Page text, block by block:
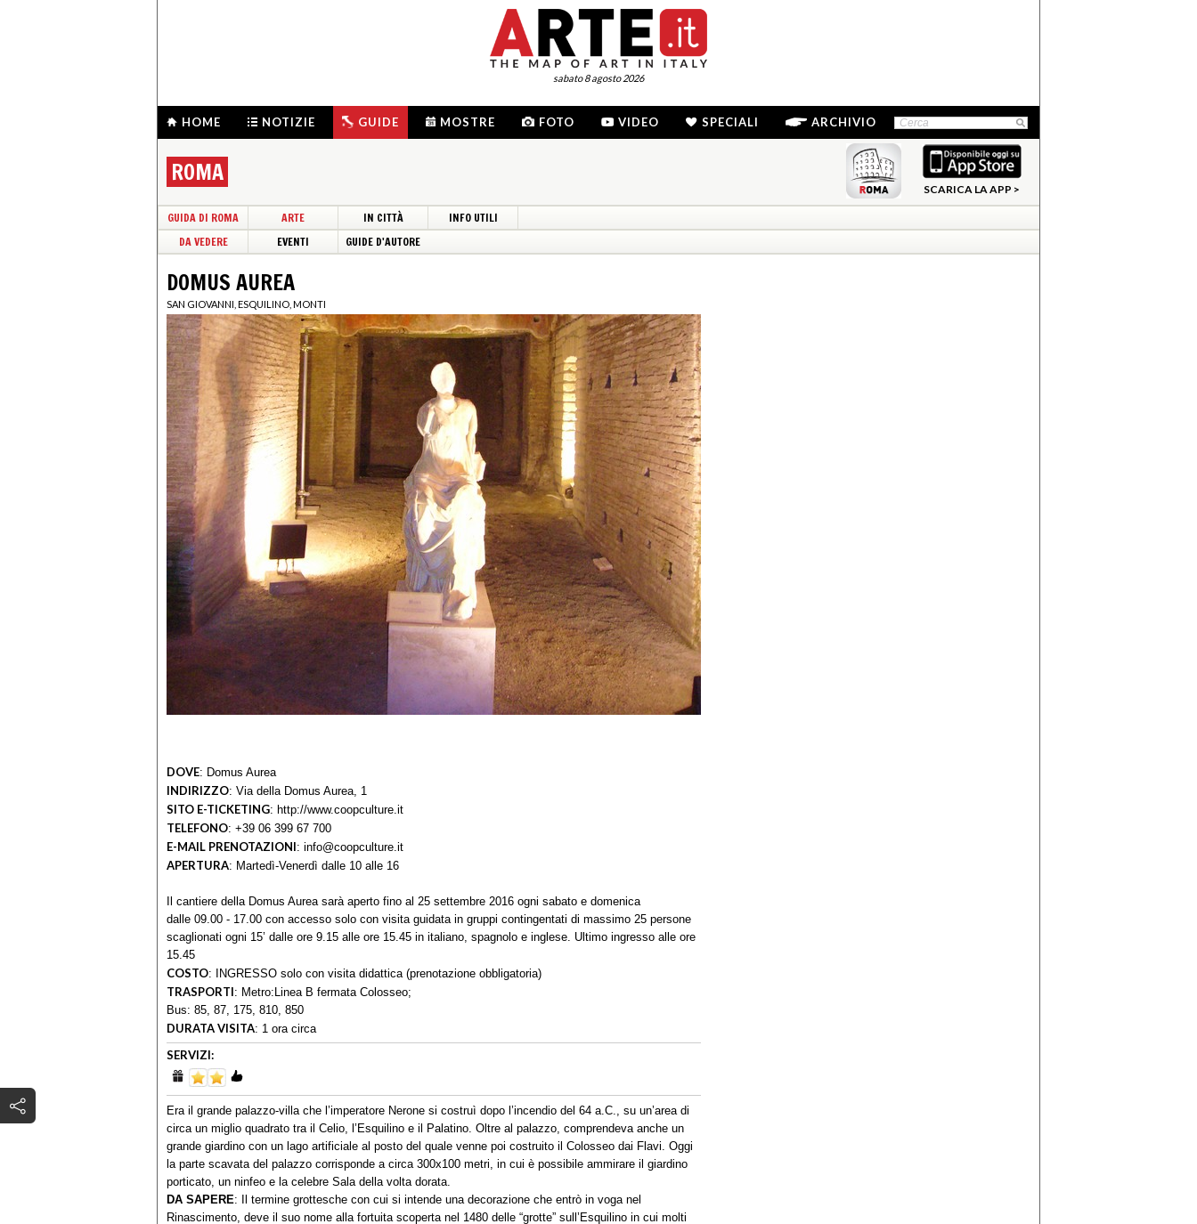
sabato 8 agosto 2026
HOME NOTIZIE GUIDE MOSTRE FOTO VIDEO SPECIALI ARCHIVIO
ROMA
SCARICA LA APP >
GUIDA DI ROMA ARTE IN CITTÀ
INFO UTILI
DA VEDERE
EVENTI GUIDE D'AUTORE
DOMUS AUREA
SAN GIOVANNI, ESQUILINO, MONTI
DOVE: Domus Aurea
INDIRIZZO: Via della Domus Aurea, 1
SITO E-TICKETING: http://www.coopculture.it
TELEFONO: +39 06 399 67 700
E-MAIL PRENOTAZIONI: info@coopculture.it
APERTURA: Martedì-Venerdì dalle 10 alle 16
Il cantiere della Domus Aurea sarà aperto fino al 25 settembre 2016 ogni sabato e domenica
dalle 09.00 - 17.00 con accesso solo con visita guidata in gruppi contingentati di massimo 25 persone
scaglionati ogni 15’ dalle ore 9.15 alle ore 15.45 in italiano, spagnolo e inglese. Ultimo ingresso alle ore
15.45
COSTO: INGRESSO solo con visita didattica (prenotazione obbligatoria)
TRASPORTI: Metro:Linea B fermata Colosseo;
Bus: 85, 87, 175, 810, 850
DURATA VISITA: 1 ora circa
SERVIZI:
Era il grande palazzo-villa che l’imperatore Nerone si costruì dopo l’incendio del 64 a.C., su un’area di
circa un miglio quadrato tra il Celio, l’Esquilino e il Palatino. Oltre al palazzo, comprendeva anche un
grande giardino con un lago artificiale al posto del quale venne poi costruito il Colosseo dai Flavi. Oggi
la parte scavata del palazzo corrisponde a circa 300x100 metri, in cui è possibile ammirare il giardino
porticato, un ninfeo e la celebre Sala della volta dorata.
DA SAPERE: Il termine grottesche con cui si intende una decorazione che entrò in voga nel
Rinascimento, deve il suo nome alla fortuita scoperta nel 1480 delle “grotte” sull’Esquilino in cui molti